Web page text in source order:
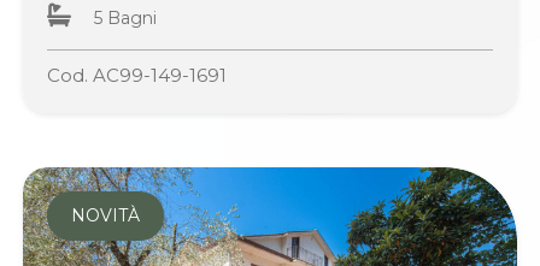
5 Bagni
Cod. AC99-149-1691
NOVITÀ